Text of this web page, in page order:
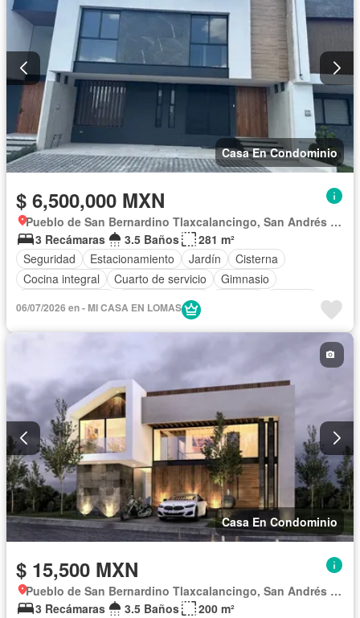
Sin amueblar
Casa En Condominio
$ 6,500,000 MXN
Pueblo de San Bernardino Tlaxcalancingo, San Andrés Cholula
3 Recámaras
3.5 Baños
281 m²
Seguridad
Estacionamiento Jardín
Cisterna
Cocina integral
Cuarto de servicio
Gimnasio
Sala polivalente
Electricidad
Televisión por cable
Zonas verdes
Sin amueblar
06/07/2026 en - MI CASA EN LOMAS
Casa En Condominio
$ 15,500 MXN
Pueblo de San Bernardino Tlaxcalancingo, San Andrés Cholula
3 Recámaras
3.5 Baños
200 m²